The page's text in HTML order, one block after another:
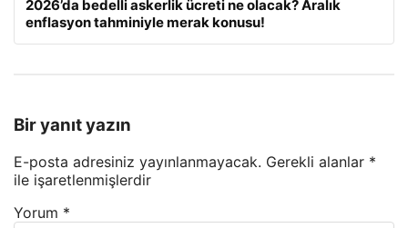
2026’da bedelli askerlik ücreti ne olacak? Aralık
enflasyon tahminiyle merak konusu!
Bir yanıt yazın
E-posta adresiniz yayınlanmayacak. Gerekli alanlar *
ile işaretlenmişlerdir
Yorum *